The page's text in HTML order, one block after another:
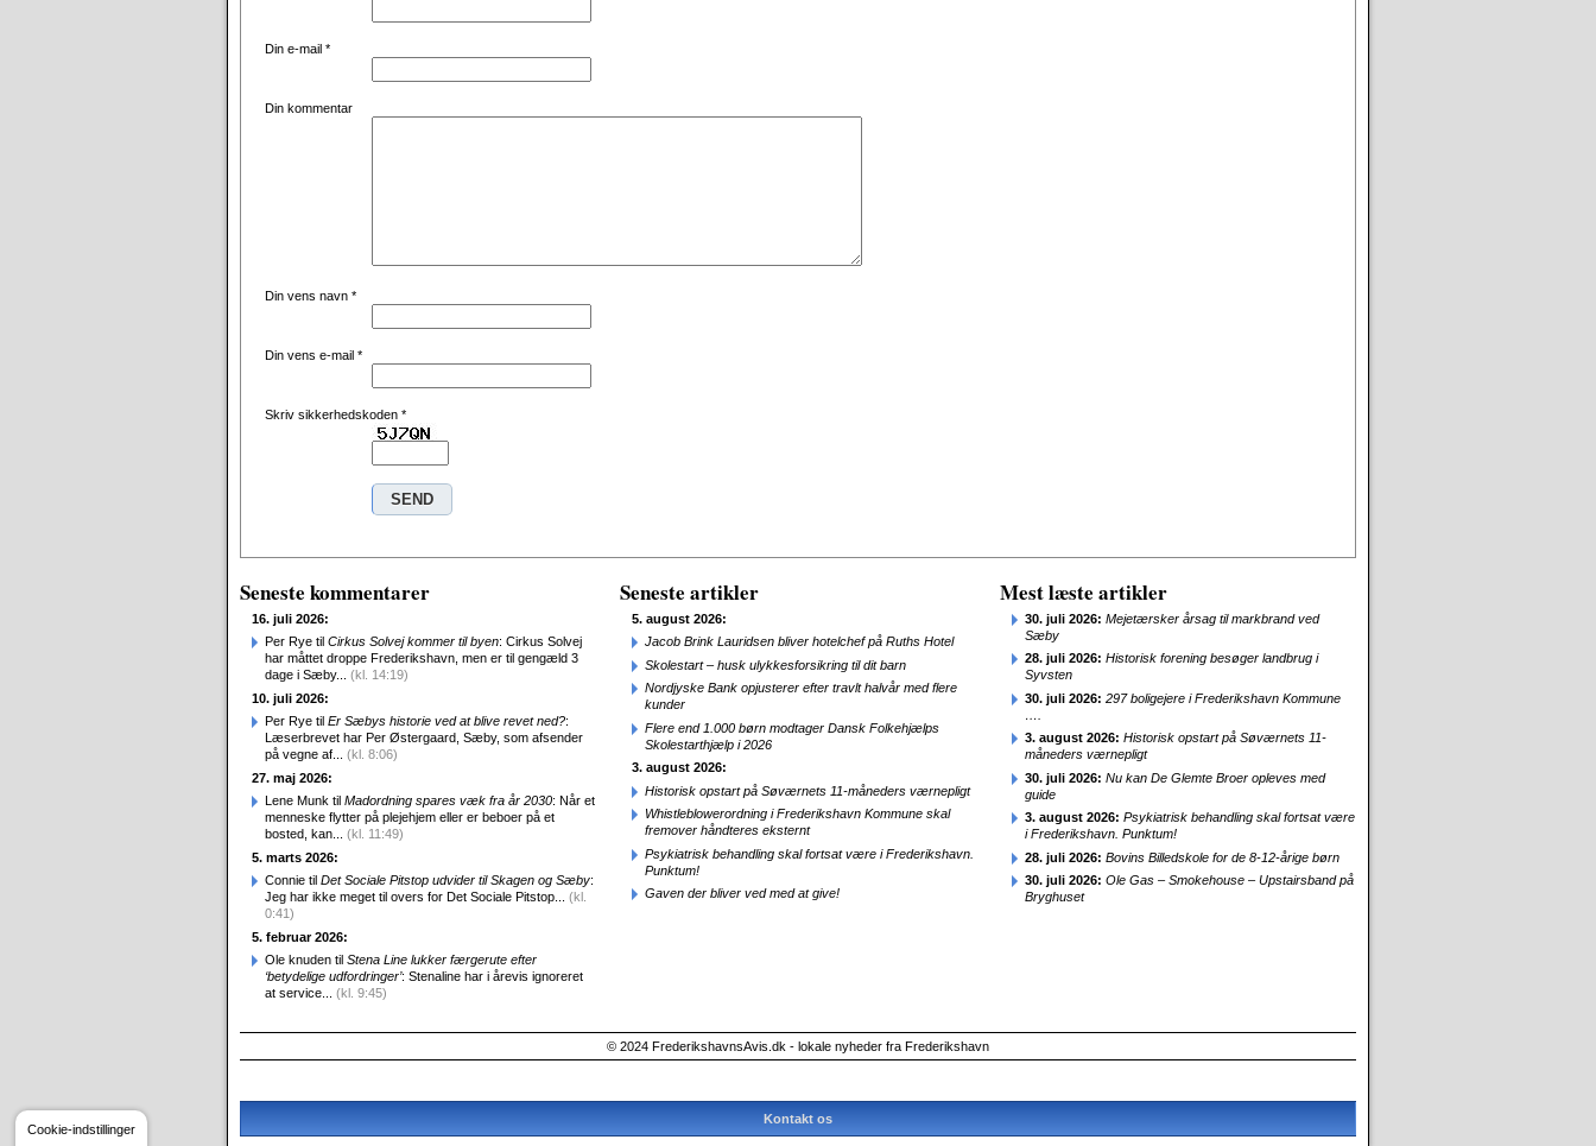
Din e-mail *
Din kommentar
Din vens navn *
Din vens e-mail *
Skriv sikkerhedskoden *
Seneste kommentarer
16. juli 2026:
Per Rye til Cirkus Solvej kommer til byen: Cirkus Solvej
har måttet droppe Frederikshavn, men er til gengæld 3
dage i Sæby... (kl. 14:19)
10. juli 2026:
Per Rye til Er Sæbys historie ved at blive revet ned?:
Læserbrevet har Per Østergaard, Sæby, som afsender
på vegne af... (kl. 8:06)
27. maj 2026:
Lene Munk til Madordning spares væk fra år 2030: Når et
menneske flytter på plejehjem eller er beboer på et
bosted, kan... (kl. 11:49)
5. marts 2026:
Connie til Det Sociale Pitstop udvider til Skagen og Sæby:
Jeg har ikke meget til overs for Det Sociale Pitstop... (kl.
0:41)
5. februar 2026:
Ole knuden til Stena Line lukker færgerute efter
‘betydelige udfordringer’: Stenaline har i årevis ignoreret
at service... (kl. 9:45)
Seneste artikler
5. august 2026:
Jacob Brink Lauridsen bliver hotelchef på Ruths Hotel
Skolestart – husk ulykkesforsikring til dit barn
Nordjyske Bank opjusterer efter travlt halvår med flere
kunder
Flere end 1.000 børn modtager Dansk Folkehjælps
Skolestarthjælp i 2026
3. august 2026:
Historisk opstart på Søværnets 11-måneders værnepligt
Whistleblowerordning i Frederikshavn Kommune skal
fremover håndteres eksternt
Psykiatrisk behandling skal fortsat være i Frederikshavn.
Punktum!
Gaven der bliver ved med at give!
Mest læste artikler
30. juli 2026: Mejetærsker årsag til markbrand ved
Sæby
28. juli 2026: Historisk forening besøger landbrug i
Syvsten
30. juli 2026: 297 boligejere i Frederikshavn Kommune
….
3. august 2026: Historisk opstart på Søværnets 11-
måneders værnepligt
30. juli 2026: Nu kan De Glemte Broer opleves med
guide
3. august 2026: Psykiatrisk behandling skal fortsat være
i Frederikshavn. Punktum!
28. juli 2026: Bovins Billedskole for de 8-12-årige børn
30. juli 2026: Ole Gas – Smokehouse – Upstairsband på
Bryghuset
© 2024 FrederikshavnsAvis.dk - lokale nyheder fra Frederikshavn
Kontakt os
Cookie-indstillinger